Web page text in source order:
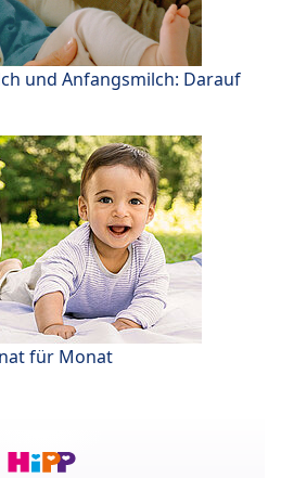
und Anfangsmilch: Darauf
für Monat